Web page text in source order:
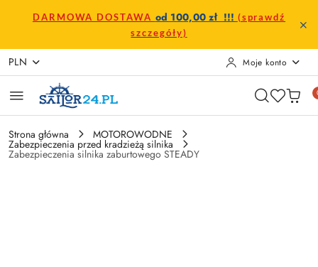
Przejdź do treści głównej
Przejdź do wyszukiwarki
Przejdź do moje konto
Przejdź do menu głównego
Przejdź do opisu produktu
Przejdź do stopki
DARMOWA DOSTAWA od 100,00 zł !!! (sprawdź
szczegóły)
PLN Moje konto
Strona główna MOTOROWODNE
Zabezpieczenia przed kradzieżą silnika
Zabezpieczenia silnika zaburtowego STEADY